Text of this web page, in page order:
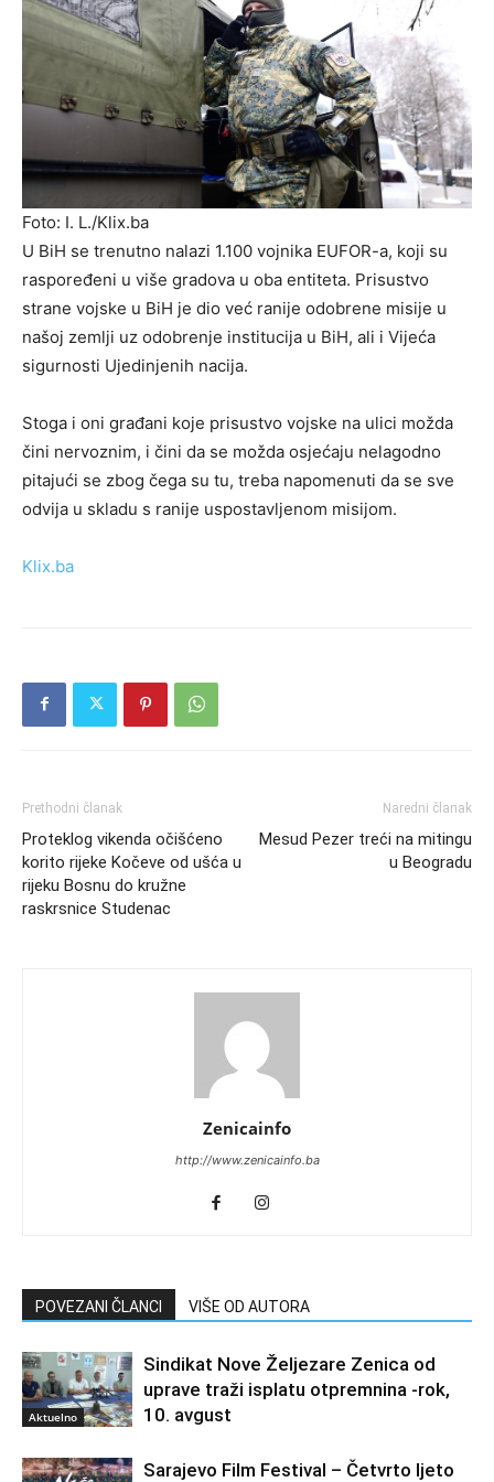
Foto: I. L./Klix.ba
U BiH se trenutno nalazi 1.100 vojnika EUFOR-a, koji su
raspoređeni u više gradova u oba entiteta. Prisustvo
strane vojske u BiH je dio već ranije odobrene misije u
našoj zemlji uz odobrenje institucija u BiH, ali i Vijeća
sigurnosti Ujedinjenih nacija.
Stoga i oni građani koje prisustvo vojske na ulici možda
čini nervoznim, i čini da se možda osjećaju nelagodno
pitajući se zbog čega su tu, treba napomenuti da se sve
odvija u skladu s ranije uspostavljenom misijom.
Klix.ba
Prethodni članak
Proteklog vikenda očišćeno
korito rijeke Kočeve od ušća u
rijeku Bosnu do kružne
raskrsnice Studenac
Naredni članak
Mesud Pezer treći na mitingu
u Beogradu
Zenicainfo
http://www.zenicainfo.ba
POVEZANI ČLANCI VIŠE OD AUTORA
Aktuelno
Sindikat Nove Željezare Zenica od
uprave traži isplatu otpremnina -rok,
10. avgust
Sarajevo Film Festival – Četvrto ljeto